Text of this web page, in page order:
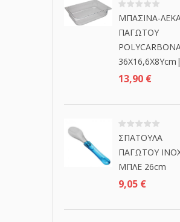
ΜΠΑΣΙΝΑ-
ΠΑΓΩΤΟΥ
13,90 €
ΣΠΑΤΟΥΛΑ
ΠΑΓΩΤΟΥ
ΜΠΛΕ 26cm
9,05 €